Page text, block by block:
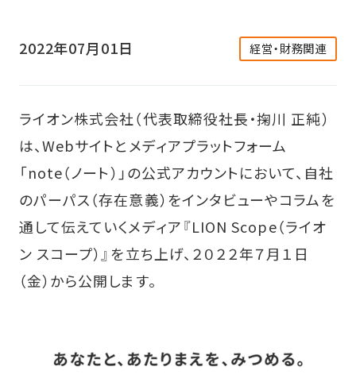
2022年07月01日 経営・財務関連
ライオン株式会社（代表取締役社長・掬川 正純）
は、Webサイトとメディアプラットフォーム
「note（ノート）」の公式アカウントにおいて、自社
のパーパス（存在意義）をインタビューやコラムを
通して伝えていくメディア『LION Scope（ライオ
ン スコープ）』を立ち上げ、２０２２年７月１日
（金）から公開します。